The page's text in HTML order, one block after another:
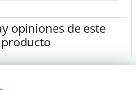
opiniones de este
producto